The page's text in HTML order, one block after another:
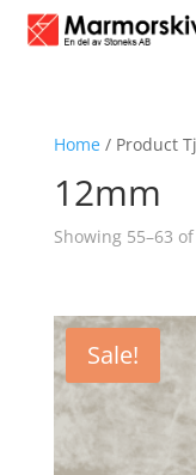
Home/ Product
12mm
Showing 55–63
Sale!